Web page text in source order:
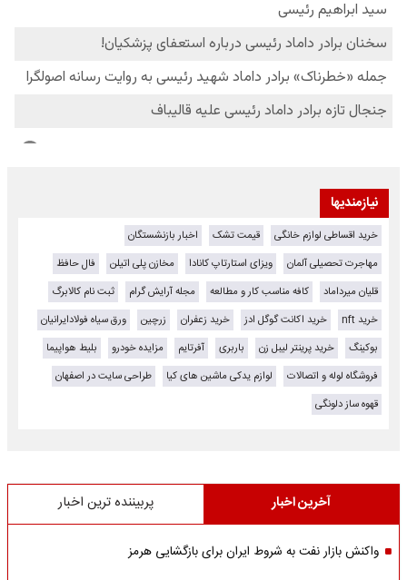
نیازمندیها
خرید اقساطی لوازم خانگی قیمت تشک
اخبار بازنشستگان
مهاجرت تحصیلی آلمان
ویزای استارتاپ کانادا مخازن پلی اتیلن
فال حافظ
قلیان میرداماد
کافه مناسب کار و مطالعه مجله آرایش گرام
ثبت نام کالابرگ
خرید nft
خرید اکانت گوگل ادز خرید زعفران زرچین
ورق سیاه فولادایرانیان
بوکینگ
خرید پرینتر لیبل زن باربری آفرتایم مزایده خودرو
بلیط هواپیما
فروشگاه لوله و اتصالات
لوازم یدکی ماشین های کیا
طراحی سایت در اصفهان
قهوه ساز دلونگی
آخرین اخبار پربیننده ترین اخبار
واکنش بازار نفت به شروط ایران برای بازگشایی هرمز